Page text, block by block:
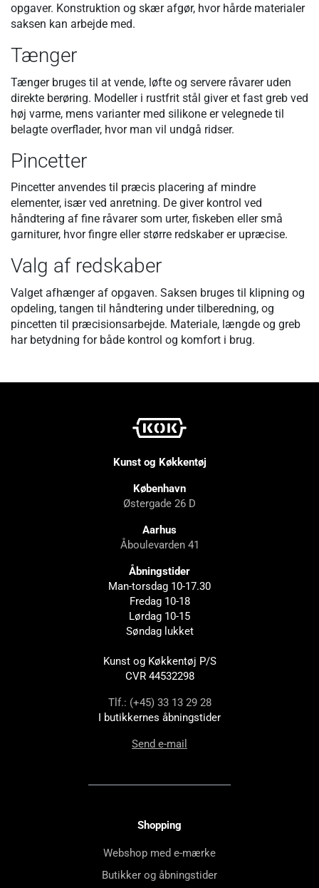
opgaver. Konstruktion og skær afgør, hvor hårde materialer
saksen kan arbejde med.
Tænger
Tænger bruges til at vende, løfte og servere råvarer uden
direkte berøring. Modeller i rustfrit stål giver et fast greb ved
høj varme, mens varianter med silikone er velegnede til
belagte overflader, hvor man vil undgå ridser.
Pincetter
Pincetter anvendes til præcis placering af mindre
elementer, især ved anretning. De giver kontrol ved
håndtering af fine råvarer som urter, fiskeben eller små
garniturer, hvor fingre eller større redskaber er upræcise.
Valg af redskaber
Valget afhænger af opgaven. Saksen bruges til klipning og
opdeling, tangen til håndtering under tilberedning, og
pincetten til præcisionsarbejde. Materiale, længde og greb
har betydning for både kontrol og komfort i brug.
Kunst og Køkkentøj
København
Østergade 26 D
Aarhus
Åboulevarden 41
Åbningstider
Man-torsdag 10-17.30
Fredag 10-18
Lørdag 10-15
Søndag lukket
Kunst og Køkkentøj P/S
CVR 44532298
Tlf.: (+45) 33 13 29 28
I butikkernes åbningstider
Send e-mail
Shopping
Webshop med e-mærke
Butikker og åbningstider